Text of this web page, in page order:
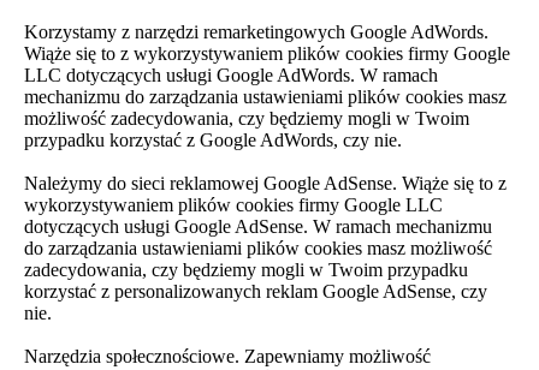
Korzystamy z narzędzi remarketingowych Google AdWords.
Wiąże się to z wykorzystywaniem plików cookies firmy Google
LLC dotyczących usługi Google AdWords. W ramach
mechanizmu do zarządzania ustawieniami plików cookies masz
możliwość zadecydowania, czy będziemy mogli w Twoim
przypadku korzystać z Google AdWords, czy nie.
Należymy do sieci reklamowej Google AdSense. Wiąże się to z
wykorzystywaniem plików cookies firmy Google LLC
dotyczących usługi Google AdSense. W ramach mechanizmu
do zarządzania ustawieniami plików cookies masz możliwość
zadecydowania, czy będziemy mogli w Twoim przypadku
korzystać z personalizowanych reklam Google AdSense, czy
nie.
Narzędzia społecznościowe. Zapewniamy możliwość